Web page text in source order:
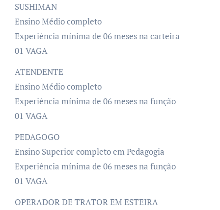
SUSHIMAN
Ensino Médio completo
Experiência mínima de 06 meses na carteira
01 VAGA
ATENDENTE
Ensino Médio completo
Experiência mínima de 06 meses na função
01 VAGA
PEDAGOGO
Ensino Superior completo em Pedagogia
Experiência mínima de 06 meses na função
01 VAGA
OPERADOR DE TRATOR EM ESTEIRA